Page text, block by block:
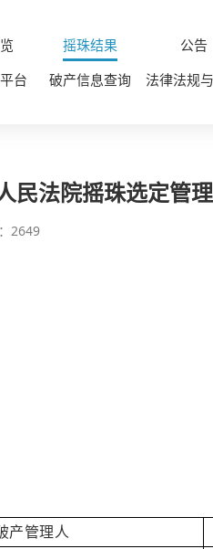
摇珠结果 公告
台 破产信息查询 法律法规
民法院摇珠选定管
2649
产管理人